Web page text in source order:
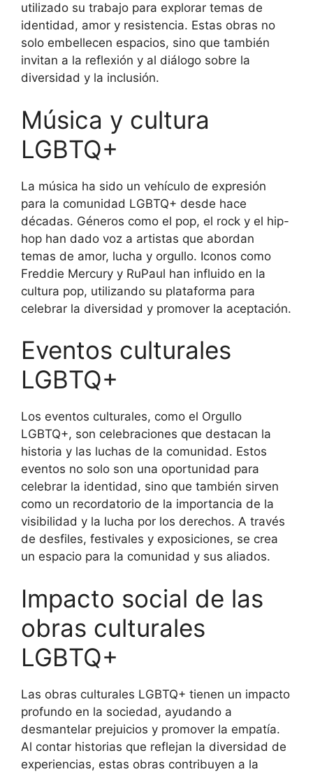
utilizado su trabajo para explorar temas de
identidad, amor y resistencia. Estas obras no
solo embellecen espacios, sino que también
invitan a la reflexión y al diálogo sobre la
diversidad y la inclusión.
Música y cultura
LGBTQ+
La música ha sido un vehículo de expresión
para la comunidad LGBTQ+ desde hace
décadas. Géneros como el pop, el rock y el hip-
hop han dado voz a artistas que abordan
temas de amor, lucha y orgullo. Iconos como
Freddie Mercury y RuPaul han influido en la
cultura pop, utilizando su plataforma para
celebrar la diversidad y promover la aceptación.
Eventos culturales
LGBTQ+
Los eventos culturales, como el Orgullo
LGBTQ+, son celebraciones que destacan la
historia y las luchas de la comunidad. Estos
eventos no solo son una oportunidad para
celebrar la identidad, sino que también sirven
como un recordatorio de la importancia de la
visibilidad y la lucha por los derechos. A través
de desfiles, festivales y exposiciones, se crea
un espacio para la comunidad y sus aliados.
Impacto social de las
obras culturales
LGBTQ+
Las obras culturales LGBTQ+ tienen un impacto
profundo en la sociedad, ayudando a
desmantelar prejuicios y promover la empatía.
Al contar historias que reflejan la diversidad de
experiencias, estas obras contribuyen a la